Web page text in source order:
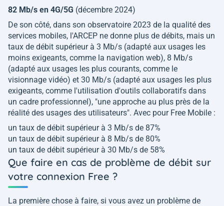
82 Mb/s en 4G/5G (décembre 2024)
De son côté, dans son observatoire 2023 de la qualité des
services mobiles, l'ARCEP ne donne plus de débits, mais un
taux de débit supérieur à 3 Mb/s (adapté aux usages les
moins exigeants, comme la navigation web), 8 Mb/s
(adapté aux usages les plus courants, comme le
visionnage vidéo) et 30 Mb/s (adapté aux usages les plus
exigeants, comme l'utilisation d'outils collaboratifs dans
un cadre professionnel), "une approche au plus près de la
réalité des usages des utilisateurs". Avec pour Free Mobile :
un taux de débit supérieur à 3 Mb/s de 87%
un taux de débit supérieur à 8 Mb/s de 80%
un taux de débit supérieur à 30 Mb/s de 58%
Que faire en cas de problème de débit sur
votre connexion Free ?
La première chose à faire, si vous avez un problème de